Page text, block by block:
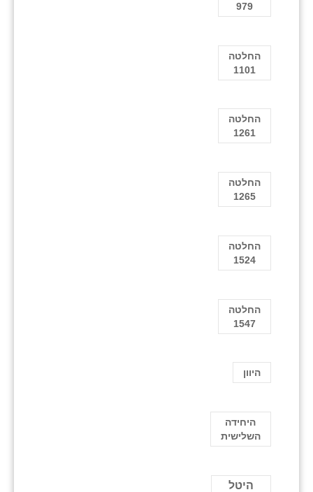
979
החלטה
1101
החלטה
1261
החלטה
1265
החלטה
1524
החלטה
1547
היוון
היחידה
השלישית
היטל